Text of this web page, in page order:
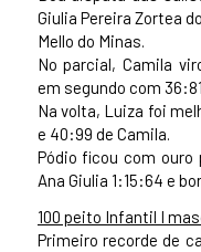
Giulia Pereira Zortea
Mello do Minas.
No parcial, Camila
em segundo com
Na volta, Luiza foi
e 40:99 de Camila.
Pódio ficou com ouro
Ana Giulia 1:15:64 e
100 peito Infantil I
Primeiro recorde de